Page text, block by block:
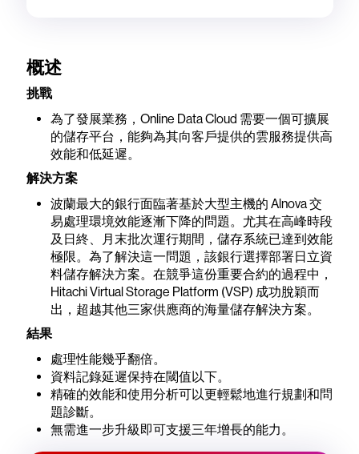
概述
挑戰
為了發展業務，Online Data Cloud 需要一個可擴展
的儲存平台，能夠為其向客戶提供的雲服務提供高
效能和低延遲。
解決方案
波蘭最大的銀行面臨著基於大型主機的 Alnova 交
易處理環境效能逐漸下降的問題。尤其在高峰時段
及日終、月末批次運行期間，儲存系統已達到效能
極限。為了解決這一問題，該銀行選擇部署日立資
料儲存解決方案。在競爭這份重要合約的過程中，
Hitachi Virtual Storage Platform (VSP) 成功脫穎而
出，超越其他三家供應商的海量儲存解決方案。
結果
處理性能幾乎翻倍。
資料記錄延遲保持在閾值以下。
精確的效能和使用分析可以更輕鬆地進行規劃和問
題診斷。
無需進一步升級即可支援三年增長的能力。